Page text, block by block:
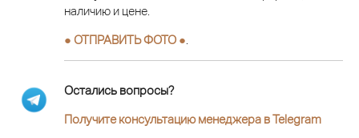
наличию и цене.
● ОТПРАВИТЬ ФОТО ●
Остались вопросы?
Получите консультацию менеджера в Telegram